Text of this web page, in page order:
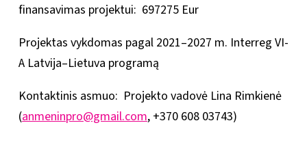
finansavimas projektui: 697275 Eur
Projektas vykdomas pagal 2021–2027 m. Interreg VI-
A Latvija–Lietuva programą
Kontaktinis asmuo: Projekto vadovė Lina Rimkienė
(anmeninpro@gmail.com, +370 608 03743)